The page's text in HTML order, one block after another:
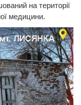
на території
медицини.